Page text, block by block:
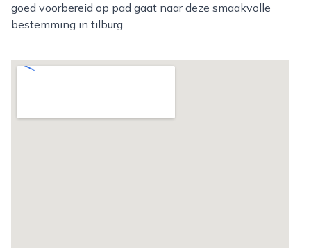
goed voorbereid op pad gaat naar deze smaakvolle
bestemming in tilburg.